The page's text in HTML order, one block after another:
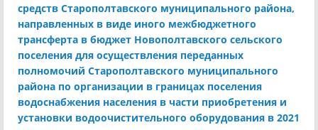
средств Старополтавского муниципального района,
направленных в виде иного межбюджетного
трансферта в бюджет Новополтавского сельского
поселения для осуществления переданных
полномочий Старополтавского муниципального
района по организации в границах поселения
водоснабжения населения в части приобретения и
установки водоочистительного оборудования в 2021